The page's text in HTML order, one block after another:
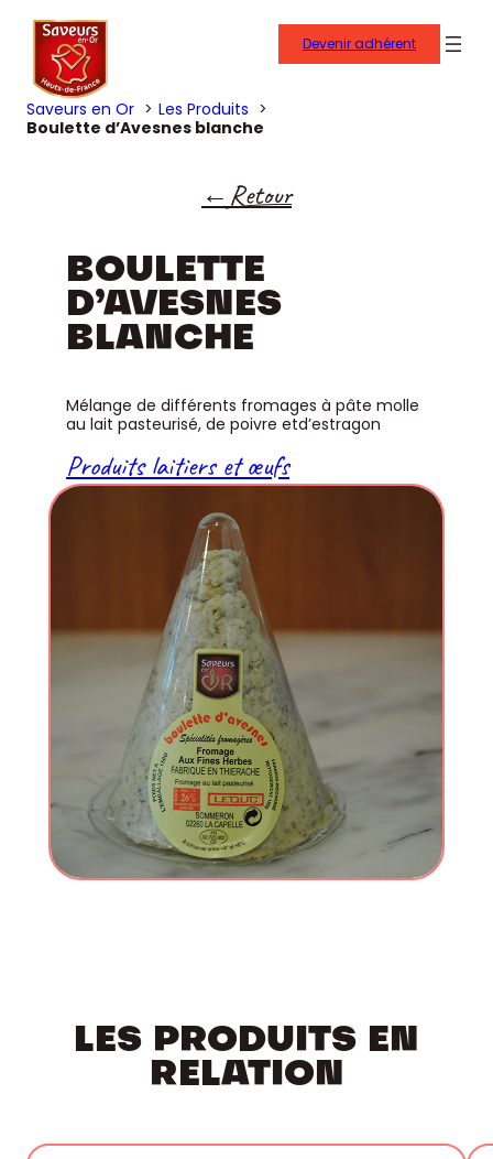
Devenir adhérent
Saveurs en Or
Les Produits
Boulette d’Avesnes blanche
Retour
BOULETTE
D’AVESNES
BLANCHE
Mélange de différents fromages à pâte molle
au lait pasteurisé, de poivre etd’estragon
Produits laitiers et œufs
LES PRODUITS EN
RELATION